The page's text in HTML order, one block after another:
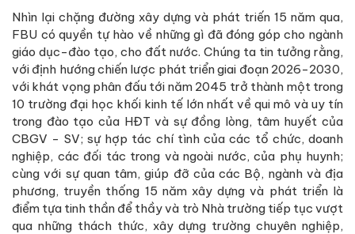
Nhìn lại chặng đường xây dựng và phát triến 15 năm qua,
FBU có quyền tự hào về những gì đã đóng góp cho ngành
giáo dục-đào tạo, cho đất nước. Chúng ta tin tưởng rằng,
với định hướng chiến lược phát triển giai đoạn 2026-2030,
với khát vọng phân đấu tới năm 2045 trở thành một trong
10 trường đại học khối kinh tế lớn nhất về qui mô và uy tín
trong đào tạo của HĐT và sự đồng lòng, tâm huyết của
CBGV - SV; sự hợp tác chí tình của các tổ chức, doanh
nghiệp, các đối tác trong và ngoài nước, của phụ huynh;
cùng với sự quan tâm, giúp đỡ của các Bộ, ngành và địa
phương, truyền thống 15 năm xây dựng và phát triển là
điểm tựa tinh thần để thầy và trò Nhà trường tiếp tục vượt
qua những thách thức, xây dựng trường chuyên nghiệp,